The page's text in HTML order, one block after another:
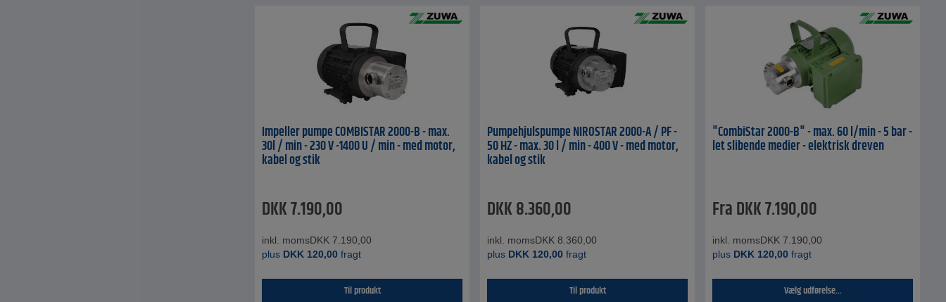
Impeller pumpe COMBISTAR 2000-B - max.
30l / min - 230 V -1400 U / min - med motor,
kabel og stik
DKK7.190,00
inkl. momsDKK 7.190,00
plus DKK 120,00 fragt
Til produkt
Pumpehjulspumpe NIROSTAR 2000-A / PF -
50 HZ - max. 30 l / min - 400 V - med motor,
kabel og stik
DKK8.360,00
inkl. momsDKK 8.360,00
plus DKK 120,00 fragt
Til produkt
"CombiStar 2000-B" - max. 60 l/min - 5 bar -
let slibende medier - elektrisk dreven
FraDKK7.190,00
inkl. momsDKK 7.190,00
plus DKK 120,00 fragt
Vælg udførelse...